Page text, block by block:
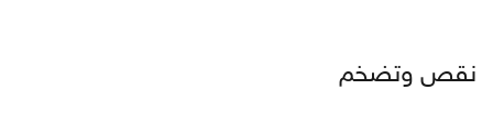
نقص وتضخم